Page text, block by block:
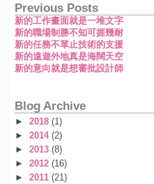
Previous Posts
新的工作畫面就是一堆文字
新的職場制勝不知可捱幾耐
新的任務不單止技術的支援
新的遠遊外地真是海闊天空
新的意向就是想審批設計師
Blog Archive
►2018(1)
►2014(2)
►2013(8)
►2012(16)
►2011(21)